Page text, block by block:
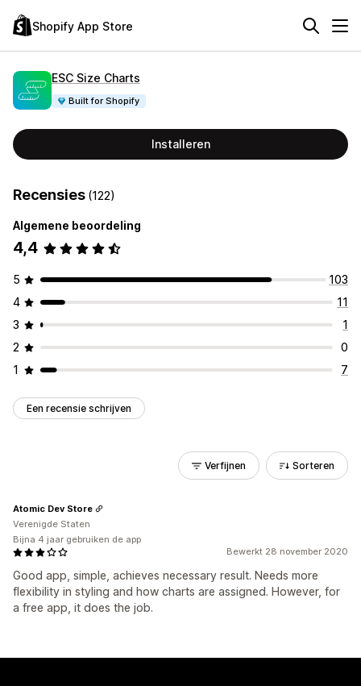
Shopify App Store
ESC Size Charts
Built for Shopify
Installeren
Recensies (122)
Algemene beoordeling
4,4
5
103
4
11
3
1
2
0
1
7
Een recensie schrijven
Verfijnen Sorteren
Bewerkt 28 november 2020
Good app, simple, achieves necessary result. Needs more
flexibility in styling and how charts are assigned. However, for
a free app, it does the job.
Atomic Dev Store
Verenigde Staten
Bijna 4 jaar gebruiken de app